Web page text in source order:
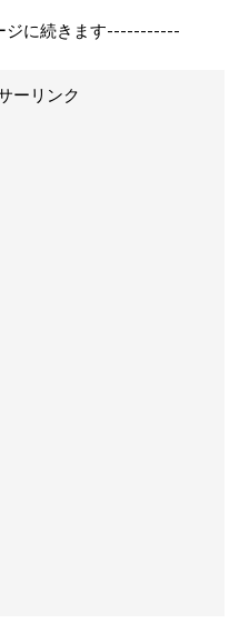
ジに続きます-----------
ーリンク